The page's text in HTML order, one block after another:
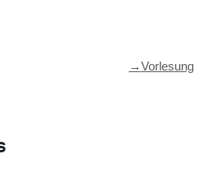
→Vorlesung